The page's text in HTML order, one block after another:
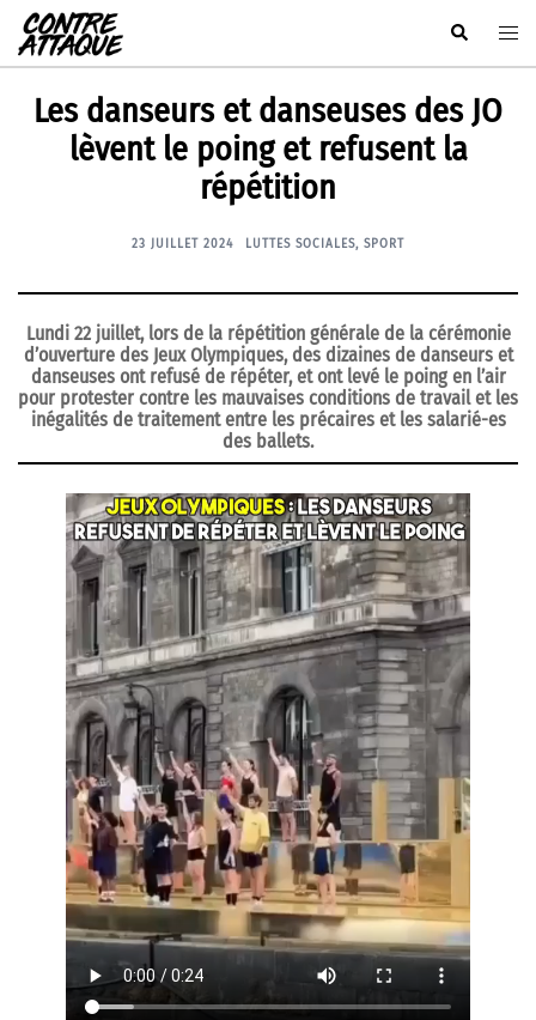
Aller
au
contenu
Rechercher
Les danseurs et danseuses des JO
lèvent le poing et refusent la
répétition
23 JUILLET 2024 LUTTES SOCIALES, SPORT
Lundi 22 juillet, lors de la répétition générale de la cérémonie
d’ouverture des Jeux Olympiques, des dizaines de danseurs et
danseuses ont refusé de répéter, et ont levé le poing en l’air
pour protester contre les mauvaises conditions de travail et les
inégalités de traitement entre les précaires et les salarié-es
des ballets.